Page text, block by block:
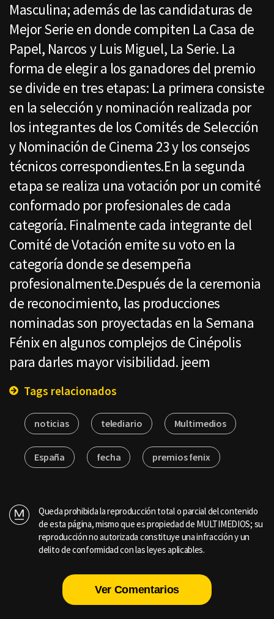
Masculina; además de las candidaturas de
Mejor Serie en donde compiten La Casa de
Papel, Narcos y Luis Miguel, La Serie. La
forma de elegir a los ganadores del premio
se divide en tres etapas: La primera consiste
en la selección y nominación realizada por
los integrantes de los Comités de Selección
y Nominación de Cinema 23 y los consejos
técnicos correspondientes.En la segunda
etapa se realiza una votación por un comité
conformado por profesionales de cada
categoría. Finalmente cada integrante del
Comité de Votación emite su voto en la
categoría donde se desempeña
profesionalmente.Después de la ceremonia
de reconocimiento, las producciones
nominadas son proyectadas en la Semana
Fénix en algunos complejos de Cinépolis
para darles mayor visibilidad. jeem
Tags relacionados
noticias telediario Multimedios
España fecha premios fenix
Queda prohibida la reproducción total o parcial del contenido
de esta página, mismo que es propiedad de MULTIMEDIOS; su
reproducción no autorizada constituye una infracción y un
delito de conformidad con las leyes aplicables.
Ver Comentarios